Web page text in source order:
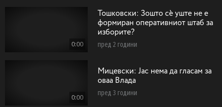
0:00
Тошковски: Зошто сѐ уште не е
формиран оперативниот штаб за
изборите?
пред 2 години
0:00
Мицевски: Јас нема да гласам за
оваа Влада
пред 3 години